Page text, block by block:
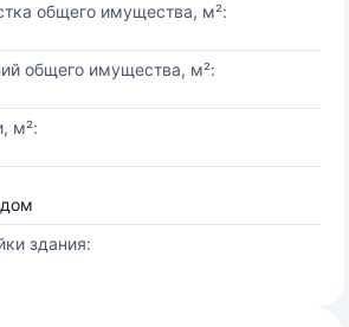
общего имущества, м²:
общего имущества, м²:
м²:
здания: